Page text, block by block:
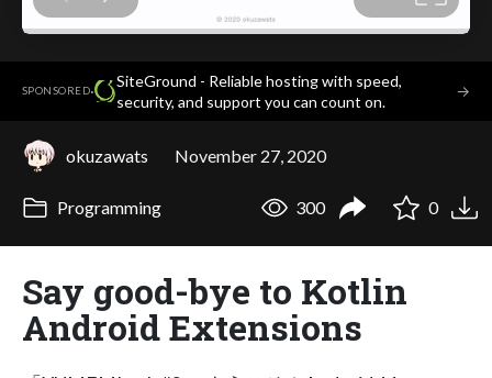
SPONSORED·
SiteGround - Reliable hosting with speed,
security, and support you can count on.
→
okuzawats November 27, 2020
Programming 300 0
Say good-bye to Kotlin
Android Extensions